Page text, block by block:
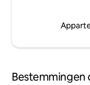
Bestemmingen